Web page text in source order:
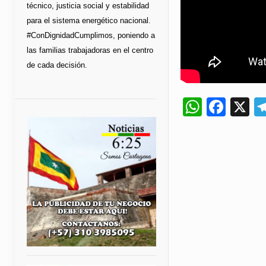
X
técnico, justicia social y estabilidad
para el sistema energético nacional.
#ConDignidadCumplimos, poniendo a
las familias trabajadoras en el centro
de cada decisión.